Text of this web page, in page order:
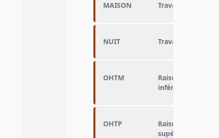
MAISON Travail à domicile
NUIT Travail de nuit
OHTM
Raisons d'un
inférieur à
OHTP
Raisons d'un
supérieur à